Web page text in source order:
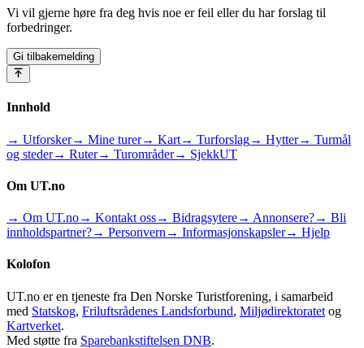
Vi vil gjerne høre fra deg hvis noe er feil eller du har forslag til
forbedringer.
Gi tilbakemelding
Innhold
→ Utforsker→ Mine turer→ Kart→ Turforslag→ Hytter→ Turmål
og steder→ Ruter→ Turområder→ SjekkUT
Om UT.no
→ Om UT.no→ Kontakt oss→ Bidragsytere→ Annonsere?→ Bli
innholdspartner?→ Personvern → Informasjonskapsler→ Hjelp
Kolofon
UT.no er en tjeneste fra Den Norske Turistforening, i samarbeid
med Statskog, Friluftsrådenes Landsforbund, Miljødirektoratet og
Kartverket.
Med støtte fra Sparebankstiftelsen DNB.